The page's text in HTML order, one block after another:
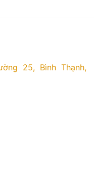
25, Bình Thạnh,